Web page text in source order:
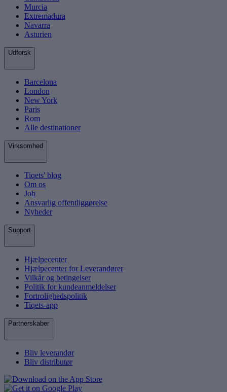
Murcia
Extremadura
Navarra
Asturien
Udforsk
Barcelona
London
New York
Paris
Rom
Alle destinationer
Virksomhed
Tiqets' blog
Om os
Job
Ansvarlig offentliggørelse
Nyheder
Support
Hjælpecenter
Hjælpecenter for Leverandører
Vilkår og betingelser
Politik for kundeanmeldelser
Fortrolighedspolitik
Tiqets-app
Partnerskaber
Bliv leverandør
Bliv distributør